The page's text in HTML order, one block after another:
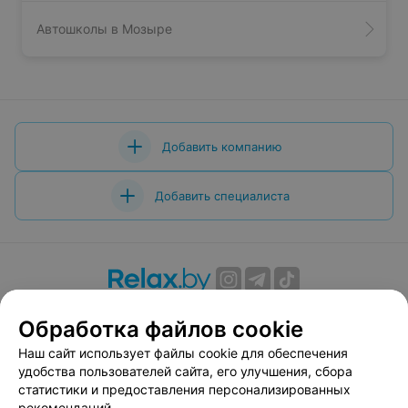
Автошколы в Мозыре
Добавить компанию
Добавить специалиста
Вакансии
Публичный договор
Способы оплаты
Публичный договор по использованию сервиса
«Афиша»
Пользовательское соглашение
Обработка файлов cookie
Наш сайт использует файлы cookie для обеспечения
удобства пользователей сайта, его улучшения, сбора
статистики и предоставления персонализированных